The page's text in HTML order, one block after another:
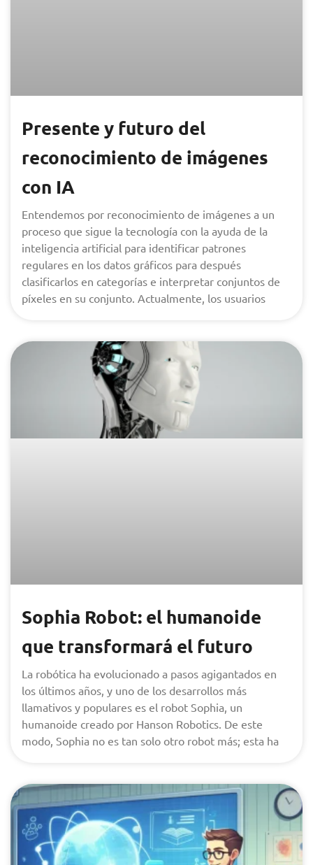
Presente y futuro del
reconocimiento de imágenes
con IA
Entendemos por reconocimiento de imágenes a un
proceso que sigue la tecnología con la ayuda de la
inteligencia artificial para identificar patrones
regulares en los datos gráficos para después
clasificarlos en categorías e interpretar conjuntos de
píxeles en su conjunto. Actualmente, los usuarios
Sophia Robot: el humanoide
que transformará el futuro
La robótica ha evolucionado a pasos agigantados en
los últimos años, y uno de los desarrollos más
llamativos y populares es el robot Sophia, un
humanoide creado por Hanson Robotics. De este
modo, Sophia no es tan solo otro robot más; esta ha